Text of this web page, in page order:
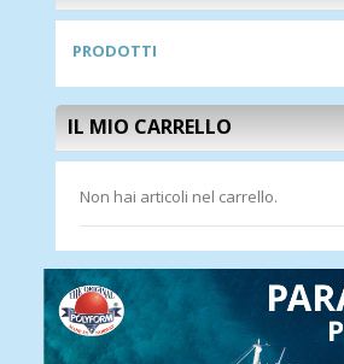
PRODOTTI
IL MIO CARRELLO
Non hai articoli nel carrello.